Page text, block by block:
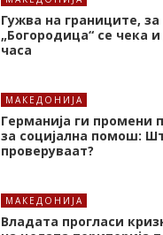
Гужва на границите, за
„Богородица“ се чека
часа
МАКЕДОНИЈА
Германија ги промени
за социјална помош:
проверуваат?
МАКЕДОНИЈА
Владата прогласи